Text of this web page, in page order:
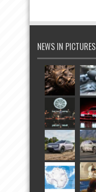
NEWS IN PICTURES